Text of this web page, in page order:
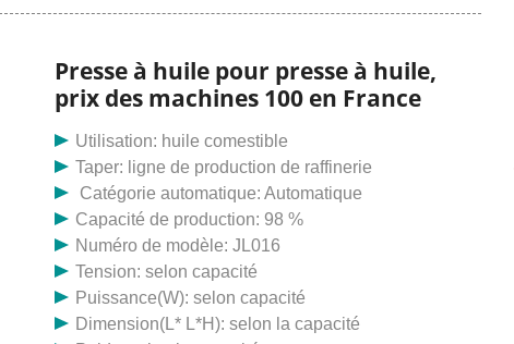
Presse à huile pour presse à huile,
prix des machines 100 en France
Utilisation: huile comestible
Taper: ligne de production de raffinerie
Catégorie automatique: Automatique
Capacité de production: 98 %
Numéro de modèle: JL016
Tension: selon capacité
Puissance(W): selon capacité
Dimension(L* L*H): selon la capacité